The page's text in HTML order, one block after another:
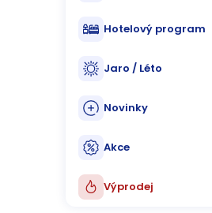
Hotelový program
Jaro / Léto
Novinky
Akce
Výprodej